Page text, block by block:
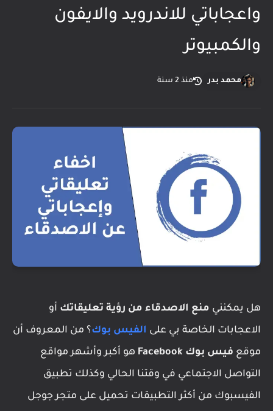
واعجاباتي للاندرويد والايفون
والكمبيوتر
محمد بدر منذ 2 سنة
هل يمكنني منع الاصدقاء من رؤية تعليقاتك أو
الاعجابات الخاصة بي على الفيس بوك؟ من المعروف أن
موقع فيس بوك Facebook
هو أكبر وأشهر مواقع
التواصل الاجتماعي في وقتنا الحالي وكذلك تطبيق
الفيسبوك من أكثر التطبيقات تحميل على متجر جوجل